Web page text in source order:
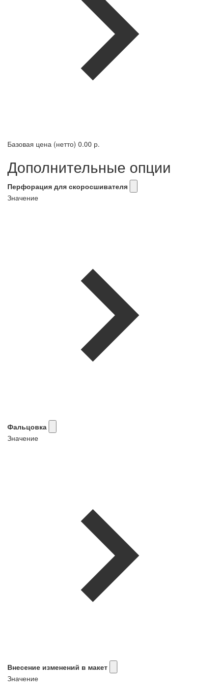
Базовая цена (нетто) 0.00 р.
Дополнительные опции
Перфорация для скоросшивателя
Значение
Фальцовка
Значение
Внесение изменений в макет
Значение